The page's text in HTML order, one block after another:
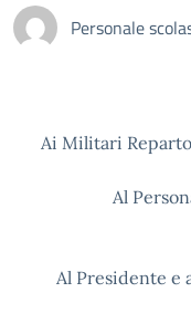
Personale
Ai Militari
Al
Al Presidente e